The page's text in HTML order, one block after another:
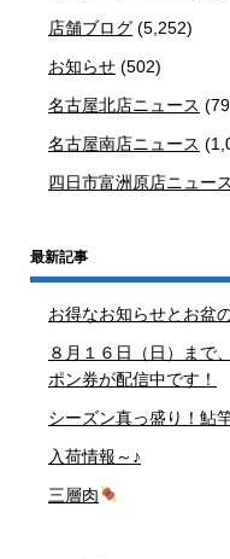
店舗ブログ (5,252)
お知らせ (502)
名古屋北店ニュース
名古屋南店ニュース
四日市富洲原店ニュース
最新記事
お得なお知らせとお盆
８月１６日（日）まで
ポン券が配信中です！
シーズン真っ盛り！鮎
入荷情報～♪
三層肉